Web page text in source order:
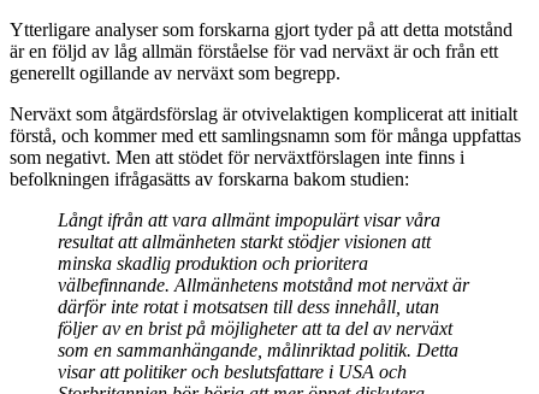
Ytterligare analyser som forskarna gjort tyder på att detta motstånd
är en följd av låg allmän förståelse för vad nerväxt är och från ett
generellt ogillande av nerväxt som begrepp.
Nerväxt som åtgärdsförslag är otvivelaktigen komplicerat att initialt
förstå, och kommer med ett samlingsnamn som för många uppfattas
som negativt. Men att stödet för nerväxtförslagen inte finns i
befolkningen ifrågasätts av forskarna bakom studien:
Långt ifrån att vara allmänt impopulärt visar våra
resultat att allmänheten starkt stödjer visionen att
minska skadlig produktion och prioritera
välbefinnande. Allmänhetens motstånd mot nerväxt är
därför inte rotat i motsatsen till dess innehåll, utan
följer av en brist på möjligheter att ta del av nerväxt
som en sammanhängande, målinriktad politik. Detta
visar att politiker och beslutsfattare i USA och